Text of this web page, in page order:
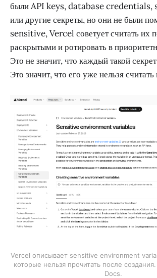
были API keys, database credentials,
или другие секреты, но они не были
sensitive, Vercel советует считать их
раскрытыми и ротировать в
Это не значит, что каждый такой
Это значит, что его уже нельзя
Vercel описывает sensitive environment
которые нельзя прочитать после
Docs.